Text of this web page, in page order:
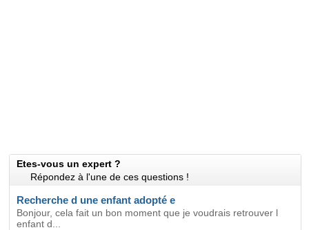
Etes-vous un expert ?
Répondez à l'une de ces questions !
Recherche d une enfant adopté e
Bonjour, cela fait un bon moment que je voudrais retrouver l
enfant d...